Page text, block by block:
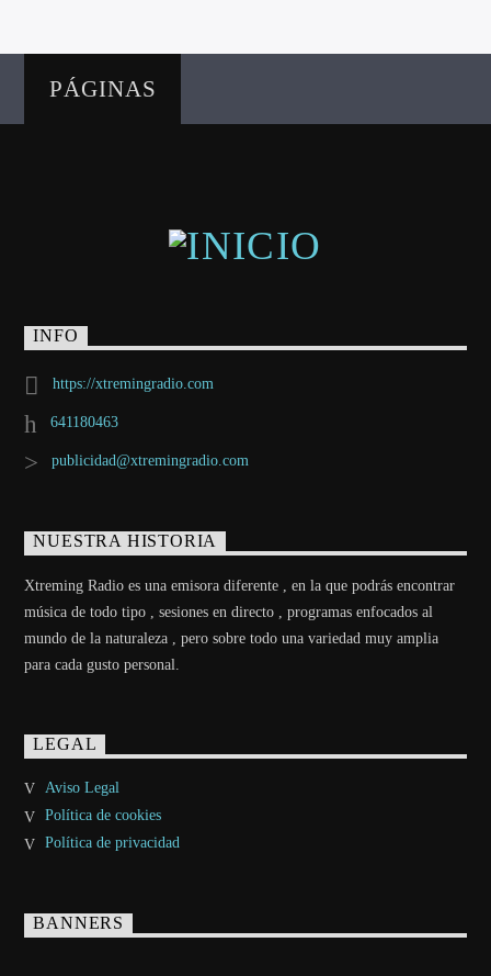
PÁGINAS
INFO
https://xtremingradio.com
641180463
publicidad@xtremingradio.com
NUESTRA HISTORIA
Xtreming Radio es una emisora diferente , en la que podrás encontrar
música de todo tipo , sesiones en directo , programas enfocados al
mundo de la naturaleza , pero sobre todo una variedad muy amplia
para cada gusto personal.
LEGAL
Aviso Legal
Política de cookies
Política de privacidad
BANNERS